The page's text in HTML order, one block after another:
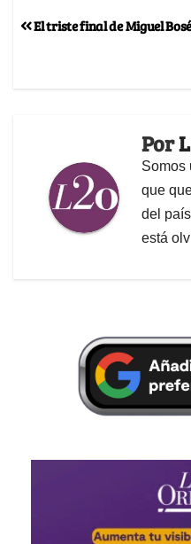
El triste final de Miguel
Por
Somos
que
del
está